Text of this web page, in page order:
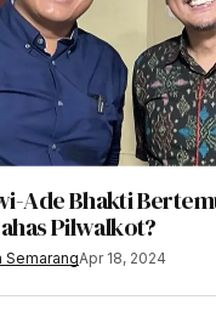
Ade Bhakti
Pilwalkot?
SemarangApr 18, 2024